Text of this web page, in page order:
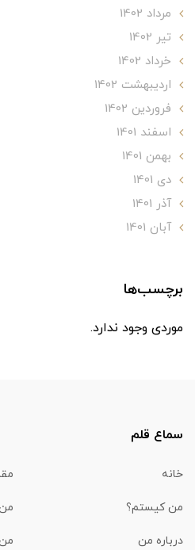
مرداد 1402
تير 1402
خرداد 1402
ارديبهشت 1402
فروردین 1402
اسفند 1401
بهمن 1401
دی 1401
آذر 1401
آبان 1401
برچسب‌ها
موردی وجود ندارد.
سماع قلم
خانه
من کیستم؟
درباره من